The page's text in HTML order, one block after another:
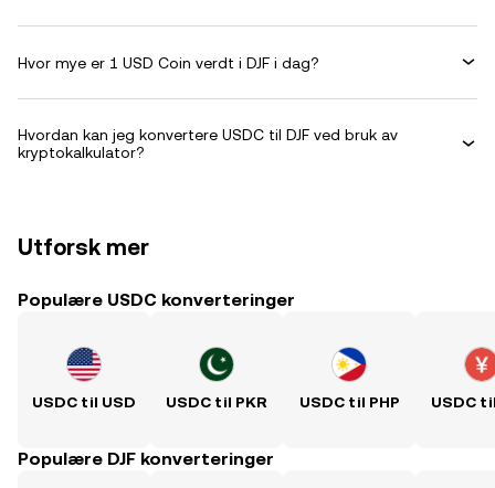
Hvor mye er 1 USD Coin verdt i DJF i dag?
Hvordan kan jeg konvertere USDC til DJF ved bruk av
kryptokalkulator?
Utforsk mer
Populære USDC konverteringer
USDC til USD USDC til PKR USDC til PHP USDC
Populære DJF konverteringer